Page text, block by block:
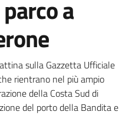
a
sulla Gazzetta Ufficiale
rientrano nel più ampio
della Costa Sud di
del porto della Bandita e